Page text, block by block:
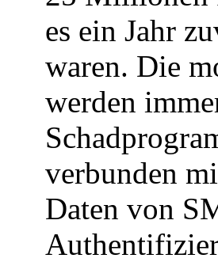
es ein Jahr
waren. Die
werden
verbunden
Daten von